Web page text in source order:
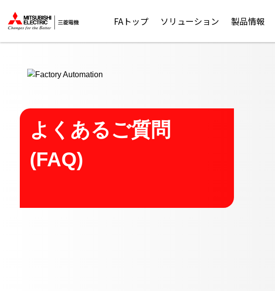
FAトップ ソリューション 製品情報
よくあるご質問
(FAQ)